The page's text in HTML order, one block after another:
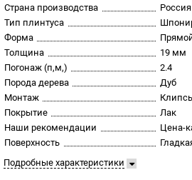
Страна производства
Россия
Тип плинтуса
Форма
Толщина
19 мм
Погонаж (п,м,)
2.4
Порода дерева
Дуб
Монтаж
Покрытие
Лак
Наши рекомендации
Цена-
Поверхность
Подробные характеристики